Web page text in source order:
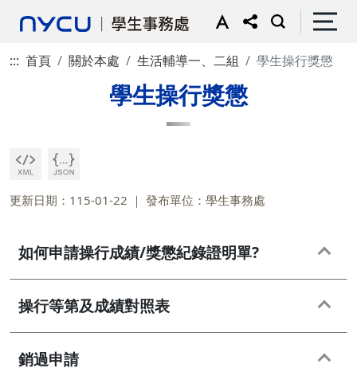
::: 首頁 關於本處 生活輔導一、二組 學生操行獎懲
學生操行獎懲
更新日期：115-01-22 發布單位：學生事務處
如何申請操行成績/獎懲紀錄證明單?
操行等第及成績對照表
銷過申請